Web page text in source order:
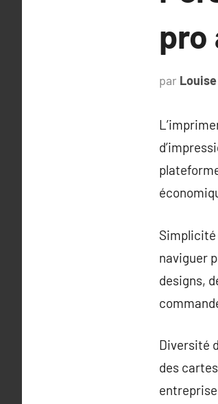
pro
par
Simplicité
naviguer
designs,
Diversité
des